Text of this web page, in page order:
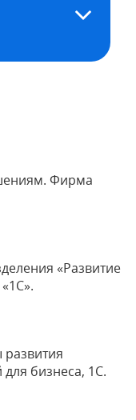
Фирма
«Развитие
развития
бизнеса, 1С.